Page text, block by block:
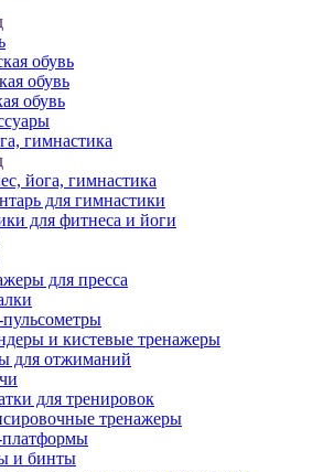
обувь
обувь
обувь
гимнастика
йога, гимнастика
для гимнастики
для фитнеса и йоги
для пресса
и кистевые тренажеры
для отжиманий
для тренировок
тренажеры
и бинты